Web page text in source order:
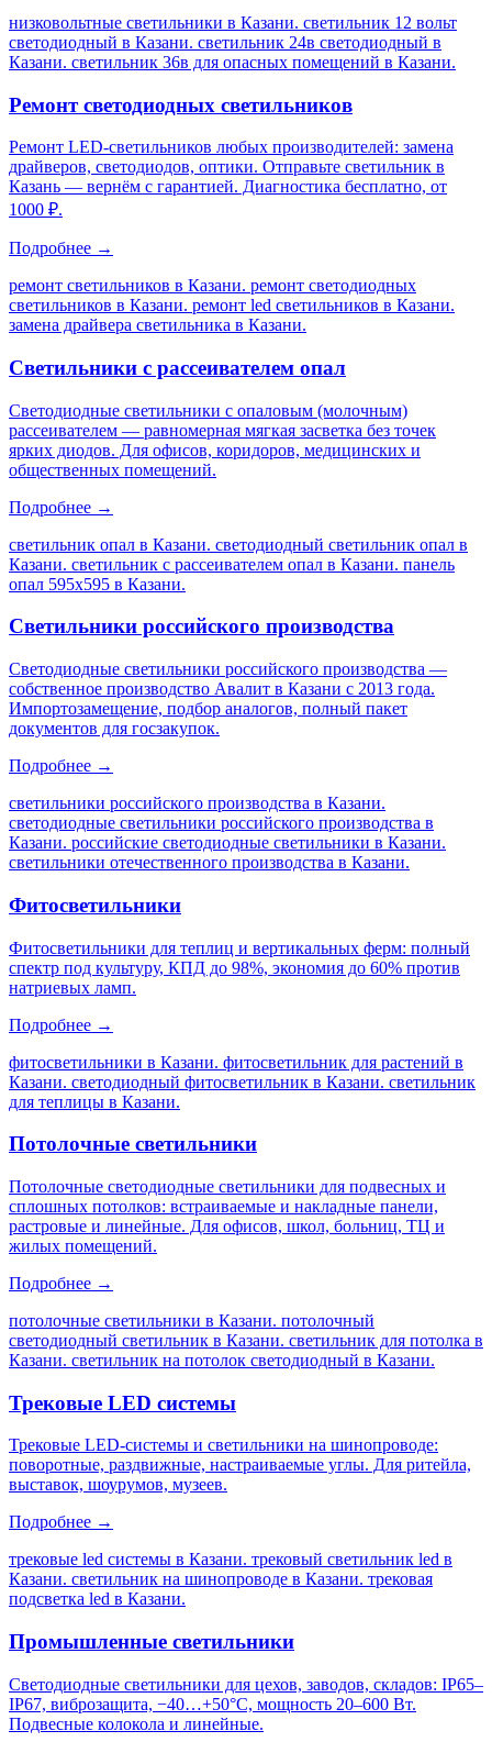
низковольтные светильники в Казани. светильник 12 вольт
светодиодный в Казани. светильник 24в светодиодный в
Казани. светильник 36в для опасных помещений в Казани.
Ремонт светодиодных светильников
Ремонт LED-светильников любых производителей: замена
драйверов, светодиодов, оптики. Отправьте светильник в
Казань — вернём с гарантией. Диагностика бесплатно, от
1000 ₽.
Подробнее →
ремонт светильников в Казани. ремонт светодиодных
светильников в Казани. ремонт led светильников в Казани.
замена драйвера светильника в Казани.
Светильники с рассеивателем опал
Светодиодные светильники с опаловым (молочным)
рассеивателем — равномерная мягкая засветка без точек
ярких диодов. Для офисов, коридоров, медицинских и
общественных помещений.
Подробнее →
светильник опал в Казани. светодиодный светильник опал в
Казани. светильник с рассеивателем опал в Казани. панель
опал 595х595 в Казани.
Светильники российского производства
Светодиодные светильники российского производства —
собственное производство Авалит в Казани с 2013 года.
Импортозамещение, подбор аналогов, полный пакет
документов для госзакупок.
Подробнее →
светильники российского производства в Казани.
светодиодные светильники российского производства в
Казани. российские светодиодные светильники в Казани.
светильники отечественного производства в Казани.
Фитосветильники
Фитосветильники для теплиц и вертикальных ферм: полный
спектр под культуру, КПД до 98%, экономия до 60% против
натриевых ламп.
Подробнее →
фитосветильники в Казани. фитосветильник для растений в
Казани. светодиодный фитосветильник в Казани. светильник
для теплицы в Казани.
Потолочные светильники
Потолочные светодиодные светильники для подвесных и
сплошных потолков: встраиваемые и накладные панели,
растровые и линейные. Для офисов, школ, больниц, ТЦ и
жилых помещений.
Подробнее →
потолочные светильники в Казани. потолочный
светодиодный светильник в Казани. светильник для потолка в
Казани. светильник на потолок светодиодный в Казани.
Трековые LED системы
Трековые LED-системы и светильники на шинопроводе:
поворотные, раздвижные, настраиваемые углы. Для ритейла,
выставок, шоурумов, музеев.
Подробнее →
трековые led системы в Казани. трековый светильник led в
Казани. светильник на шинопроводе в Казани. трековая
подсветка led в Казани.
Промышленные светильники
Светодиодные светильники для цехов, заводов, складов: IP65–
IP67, виброзащита, −40…+50°C, мощность 20–600 Вт.
Подвесные колокола и линейные.